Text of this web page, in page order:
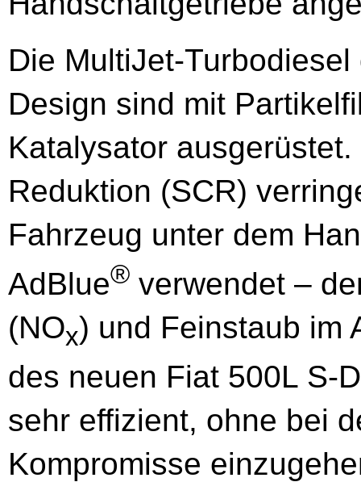
Die MultiJet-
Design sind mit
Katalysator
Reduktion (SCR)
Fahrzeug unter dem
AdBlue® verwendet –
(NOx) und Feinstaub im
des neuen Fiat 500L S-
sehr effizient, ohne bei
Kompromisse